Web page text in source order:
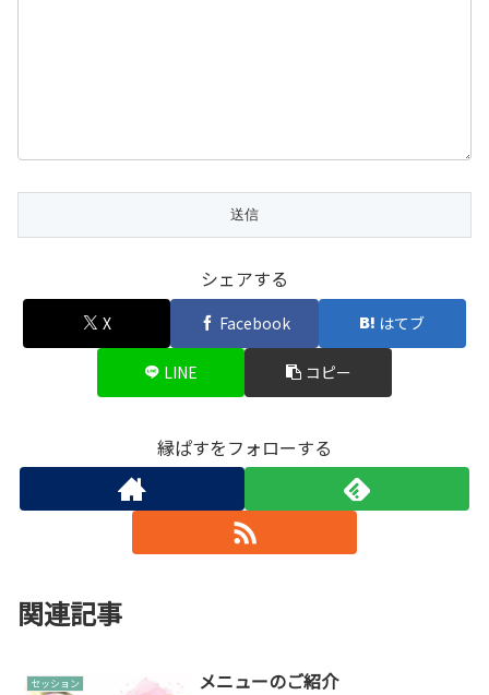
シェアする
X Facebook はてブ
LINE コピー
縁ぱすをフォローする
関連記事
セッション メニューのご紹介